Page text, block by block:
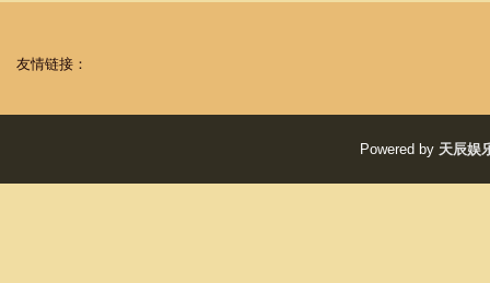
友情链接：
Powered by 天辰娱